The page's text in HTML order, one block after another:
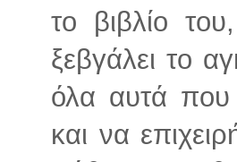
το βιβλίο
ξεβγάλει το
όλα αυτά που
και να